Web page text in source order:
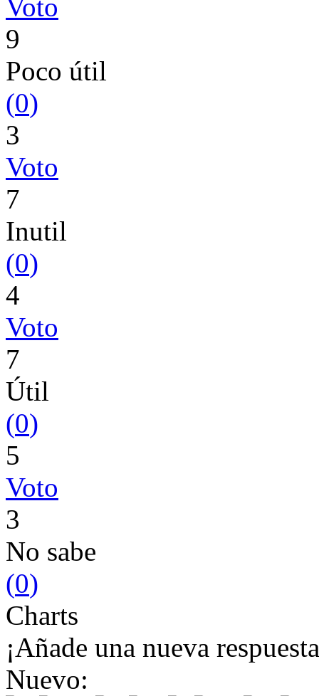
Voto
9
Poco útil
(0)
3
Voto
7
Inutil
(0)
4
Voto
7
Útil
(0)
5
Voto
3
No sabe
(0)
Charts
¡Añade una nueva
Nuevo: